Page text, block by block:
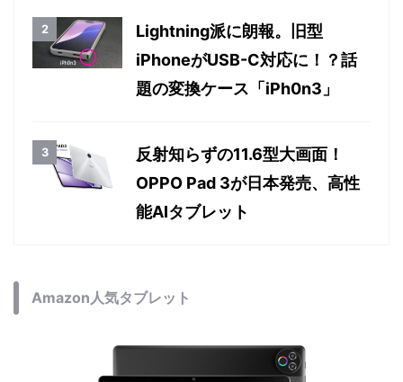
Lightning派に朗報。旧型
iPhoneがUSB-C対応に！？話
題の変換ケース「iPh0n3」
反射知らずの11.6型大画面！
OPPO Pad 3が日本発売、高性
能AIタブレット
Amazon人気タブレット